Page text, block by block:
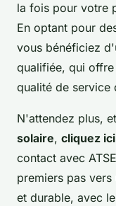
la fois pour votre
En optant pour
vous bénéficiez
qualifiée, qui
qualité de service
N'attendez plus,
solaire, cliquez
contact avec
premiers pas
et durable, avec